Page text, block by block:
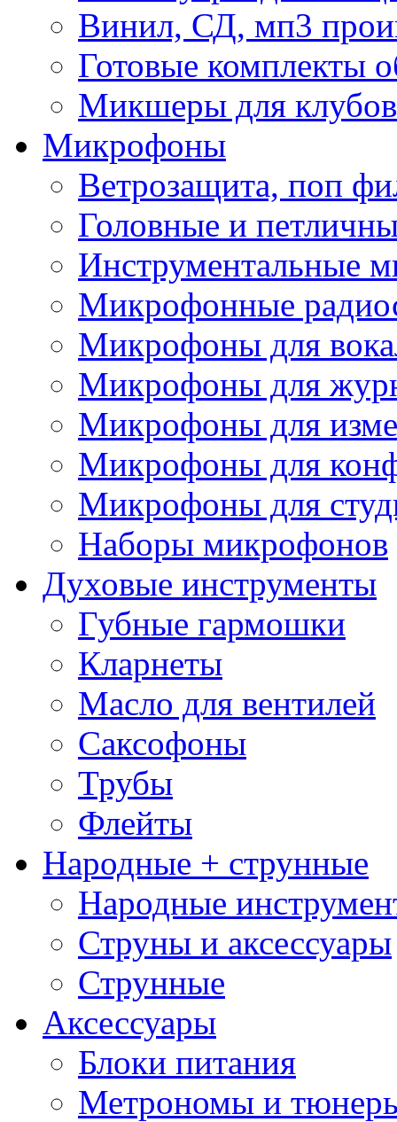
Винил, СД, мп3
Готовые комплекты
Микшеры для клубов
Микрофоны
Ветрозащита, поп
Головные и
Инструментальные
Микрофонные
Микрофоны для
Микрофоны для
Микрофоны для
Микрофоны для
Микрофоны для
Наборы микрофонов
Духовые инструменты
Губные гармошки
Кларнеты
Масло для вентилей
Саксофоны
Трубы
Флейты
Народные + струнные
Народные
Струны и аксессуары
Струнные
Аксессуары
Блоки питания
Метрономы и